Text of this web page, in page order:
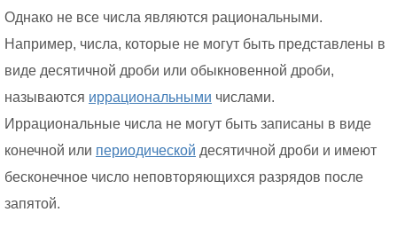
Однако не все числа являются рациональными.
Например, числа, которые не могут быть представлены в
виде десятичной дроби или обыкновенной дроби,
называются иррациональными числами.
Иррациональные числа не могут быть записаны в виде
конечной или периодической десятичной дроби и имеют
бесконечное число неповторяющихся разрядов после
запятой.